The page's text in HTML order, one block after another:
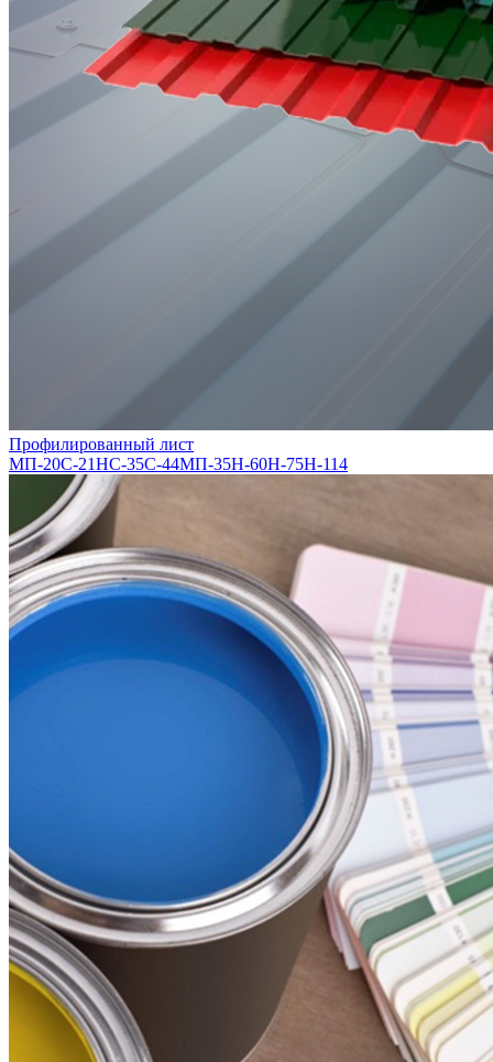
Профилированный лист
МП-20С-21НС-35С-44МП-35Н-60Н-75Н-114